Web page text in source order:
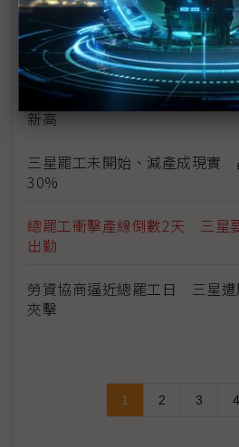
三星總罷工危機 南韓勞動部長
勞資談判破局 三星工會5月21
獎金釀罷工前夕 三星1Q26薪
新高
三星罷工未開始、減產成現實
30%
總罷工衝擊產線倒數2天 三星
出勤
勞資協商逼近總罷工日 三星遭
夾擊
1 2 3 4